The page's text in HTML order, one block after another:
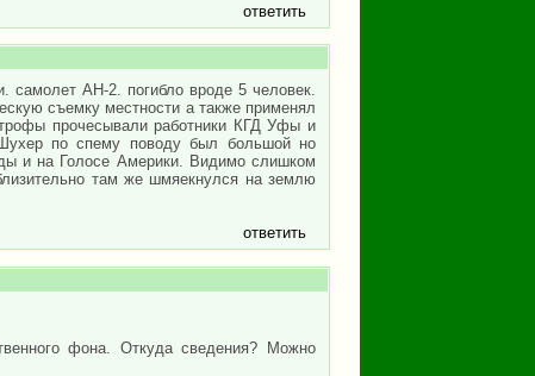
ответить
самолет АН-2. погибло вроде 5 человек.
съемку местности а также применял
прочесывали работники КГД Уфы и
по спему поводу был большой но
и на Голосе Америки. Видимо слишком
там же шмяекнулся на землю
ответить
фона. Откуда сведения? Можно